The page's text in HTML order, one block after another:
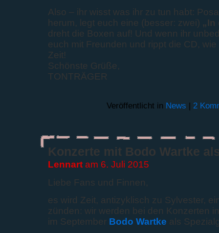
Also – ihr wisst was ihr zu tun habt:
herum, legt euch eine (besser: zwei) „In
dreht die Boxen auf! Und wenn ihr
euch mit Freunden und rippt die CD,
Zeit!
Schönste Grüße,
TONTRÄGER
Veröffentlicht in News | 2
Konzerte mit Bodo Wartke
Lennartam 6. Juli 2015
Liebe Fans und Finnen,
es wird Zeit, antizyklisch zu Sylvester,
zünden: wir werden bei den Konzerten
im September Bodo Wartke als